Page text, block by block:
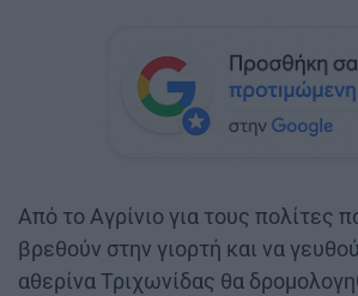
Από το Αγρίνιο για τους πολίτες
βρεθούν στην γιορτή και να
αθερίνα Τριχωνίδας θα